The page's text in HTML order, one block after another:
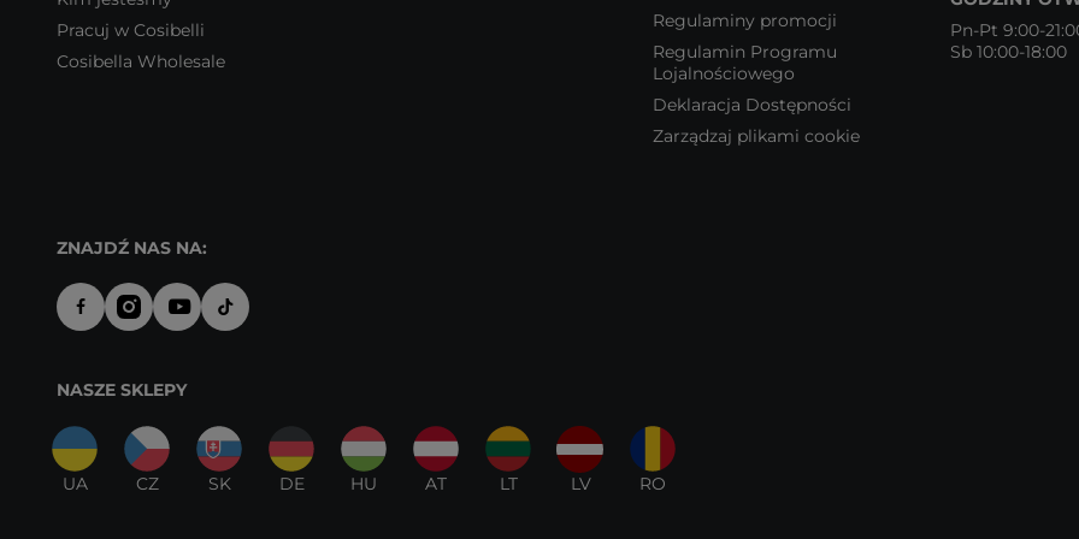
Pracuj w Cosibelli
Cosibella Wholesale
Regulaminy promocji
Regulamin Programu
Lojalnościowego
Deklaracja Dostępności
Zarządzaj plikami cookie
Pn-Pt 9:00-
Sb 10:00-18:00
ZNAJDŹ NAS NA:
NASZE SKLEPY
UA CZ SK DE HU AT LT LV RO